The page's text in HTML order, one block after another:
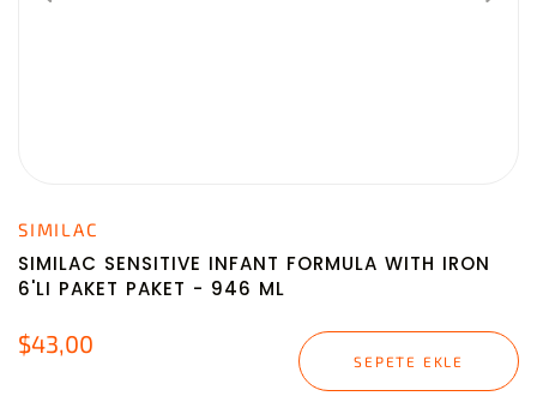
SIMILAC
SIMILAC SENSITIVE INFANT FORMULA WITH IRON
6'LI PAKET PAKET - 946 ML
$43,00
SEPETE EKLE